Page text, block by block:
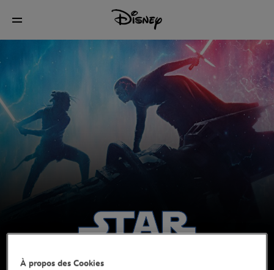
À propos des Cookies